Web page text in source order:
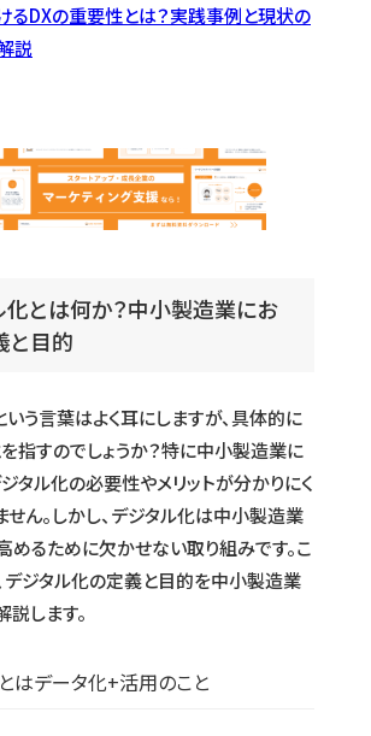
るDXの重要性とは？実践事例と現状の
説
化とは何か？中小製造業にお
と目的
いう言葉はよく耳にしますが、具体的に
を指すのでしょうか？特に中小製造業に
タル化の必要性やメリットが分かりにく
せん。しかし、デジタル化は中小製造業
めるために欠かせない取り組みです。こ
デジタル化の定義と目的を中小製造業
します。
はデータ化+活用のこと